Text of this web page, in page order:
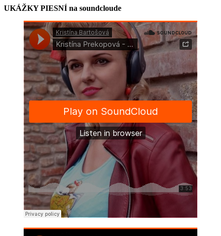
UKÁŽKY PIESNÍ na soundcloude